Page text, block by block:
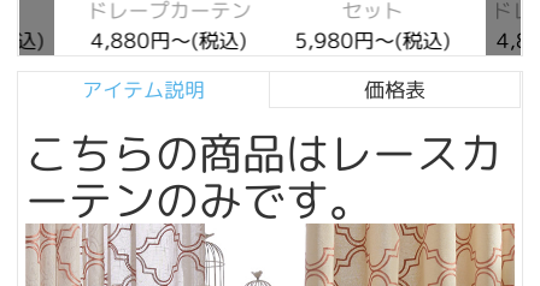
込)
ドレープカーテン
4,880円～(税込)
セット
5,980円～(税込)
ド
アイテム説明
価格表
こちらの商品はレースカ
ーテンのみです。